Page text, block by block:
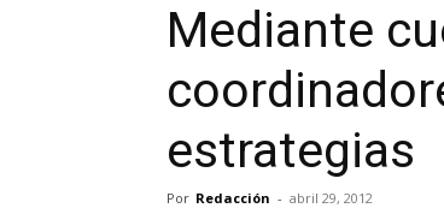
Mediante
estrategias
Por Redacción - abril 29, 2012